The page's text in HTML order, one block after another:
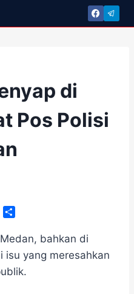
di
Pos Polisi
M
s
a
e
bahkan di
isu yang meresahkan